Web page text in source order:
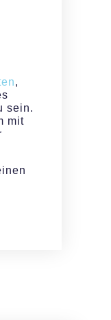
,
sein.
mit